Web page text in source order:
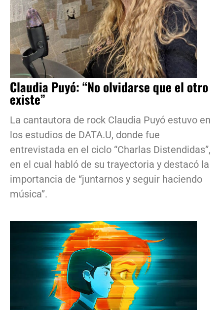
Claudia Puyó: “No olvidarse que el otro
existe”
La cantautora de rock Claudia Puyó estuvo en
los estudios de DATA.U, donde fue
entrevistada en el ciclo “Charlas Distendidas”,
en el cual habló de su trayectoria y destacó la
importancia de “juntarnos y seguir haciendo
música”.